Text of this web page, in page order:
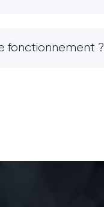
fonctionnement ?